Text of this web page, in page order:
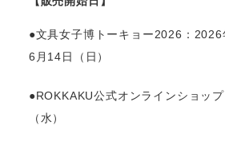
●文具女子博トーキョー2026：2026
6月14日（日）
●ROKKAKU公式オンラインショッ
（水）